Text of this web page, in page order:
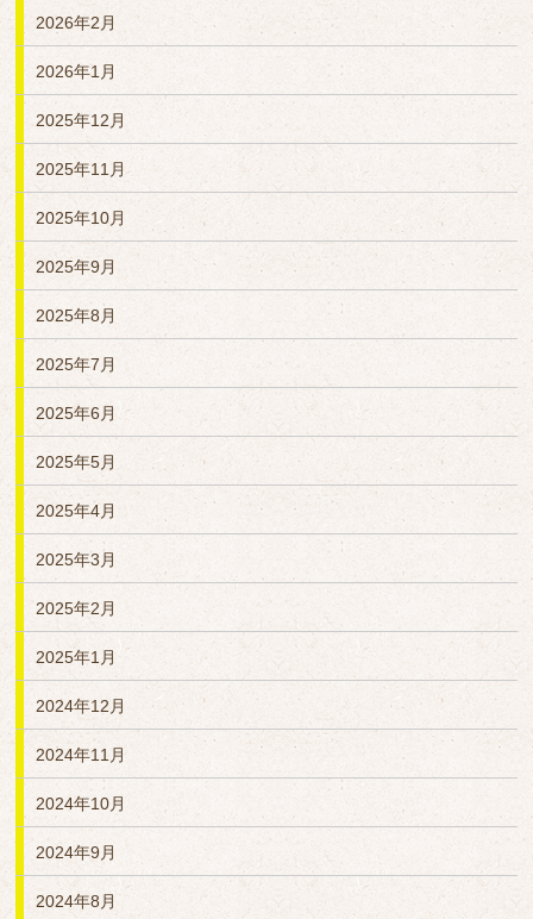
2026年2月
2026年1月
2025年12月
2025年11月
2025年10月
2025年9月
2025年8月
2025年7月
2025年6月
2025年5月
2025年4月
2025年3月
2025年2月
2025年1月
2024年12月
2024年11月
2024年10月
2024年9月
2024年8月